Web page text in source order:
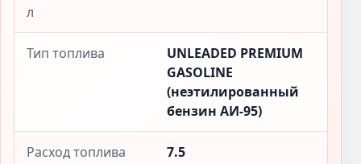
л
Тип топлива
UNLEADED PREMIUM
GASOLINE
(неэтилированный
бензин АИ-95)
Расход топлива 7.5